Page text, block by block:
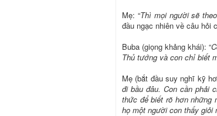
Mẹ: “Thì mọi người sẽ
đầu ngạc nhiên về câu hỏi
Buba (giọng khảng khái): “
Thủ tướng và con chỉ biết
Mẹ (bắt đầu suy nghĩ kỹ
đi bầu đâu. Con cần phải
thức để biết rõ hơn những
họ một người con thấy giỏi